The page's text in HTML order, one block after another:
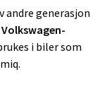
andre generasjon
Volkswagen-
i biler som